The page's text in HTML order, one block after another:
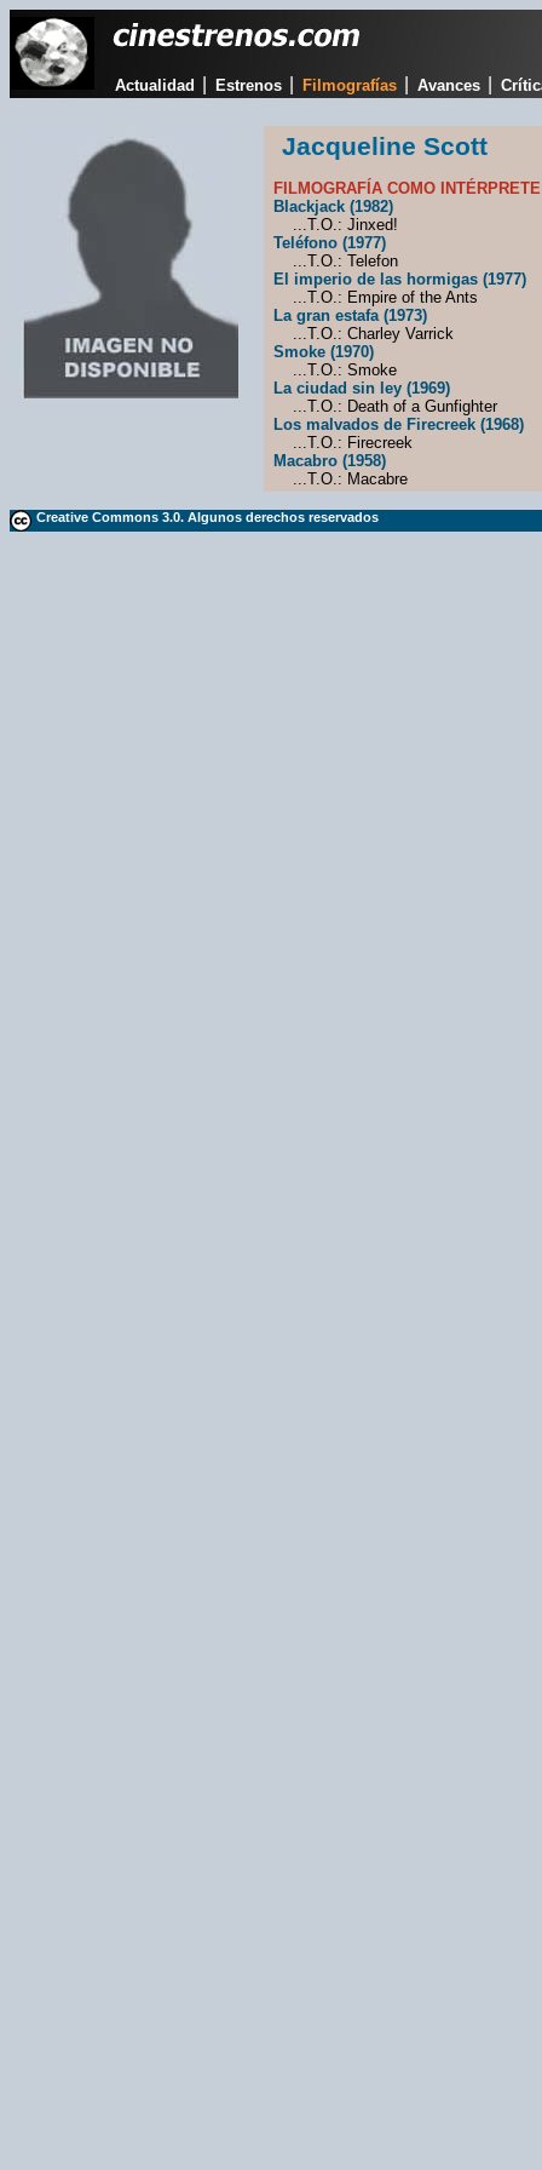
Actualidad Estrenos Filmografías Avances
Jacqueline Scott
FILMOGRAFÍA COMO
Blackjack (1982)
...T.O.: Jinxed!
Teléfono (1977)
...T.O.: Telefon
El imperio de las hormigas (1977)
...T.O.: Empire of the Ants
La gran estafa (1973)
...T.O.: Charley Varrick
Smoke (1970)
...T.O.: Smoke
La ciudad sin ley (1969)
...T.O.: Death of a Gunfighter
Los malvados de Firecreek (1968)
...T.O.: Firecreek
Macabro (1958)
...T.O.: Macabre
Creative Commons 3.0. Algunos derechos reservados